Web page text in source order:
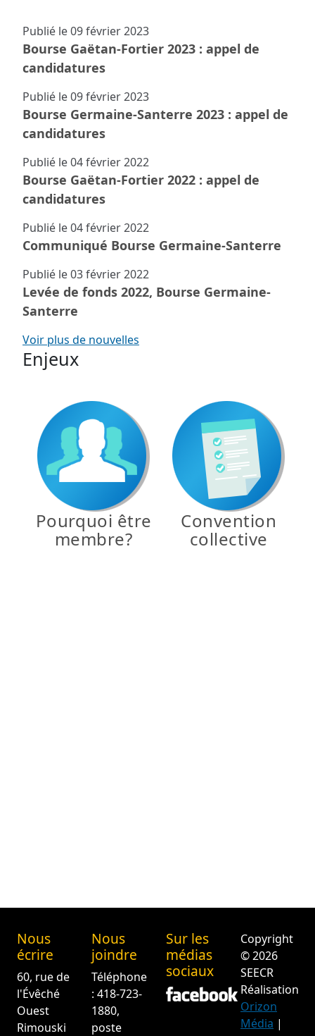
Enjeux
Pourquoi être
membre?
Convention
collective
Publié le09 février 2023
Bourse Gaëtan-Fortier 2023 : appel de
candidatures
Publié le09 février 2023
Bourse Germaine-Santerre 2023 : appel de
candidatures
Publié le04 février 2022
Bourse Gaëtan-Fortier 2022 : appel de
candidatures
Publié le04 février 2022
Communiqué Bourse Germaine-Santerre
Publié le03 février 2022
Levée de fonds 2022, Bourse Germaine-
Santerre
Voir plus de nouvelles
Nous
écrire
60, rue de
l'Évêché
Ouest
Rimouski
Nous
joindre
Téléphone
: 418-723-
1880,
poste
Sur les
médias
sociaux
Copyright
© 2026
SEECR
Réalisation
Orizon
Média |